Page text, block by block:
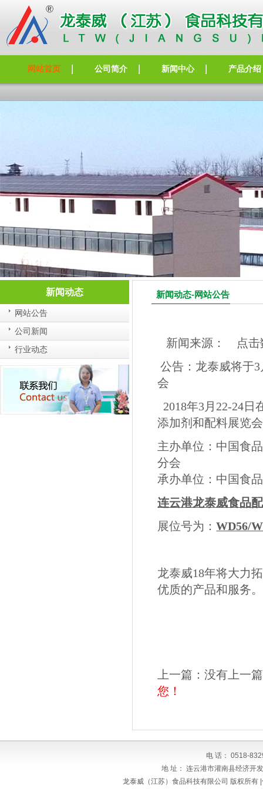
网站首页 公司简介 新闻中心 产品介绍
新闻动态
网站公告
公司新闻
行业动态
新闻动态-网站公告
新闻来源： 点击
公告：龙泰威将于3
会
2018年3月 22-24日
添加剂和配料展览
主办单位：中国食
分会
承办单位：中国食
连云港龙泰威食品
展位号为：WD56/
龙泰威18年将大力
优质的产品和服务
上一篇：没有上一
您！
电 话： 0518-
地 址： 连云港市灌南县经济开
龙泰威（江苏）食品科技有限公司 版权所有 |